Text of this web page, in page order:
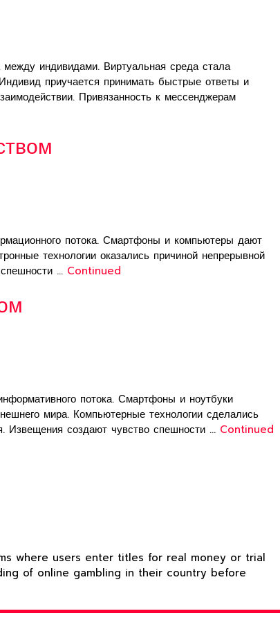
индивидами. Виртуальная среда стала
приучается принимать быстрые ответы и
Привязанность к мессенджерам
потока. Смартфоны и компьютеры дают
технологии оказались причиной непрерывной
… Continued
потока. Смартфоны и ноутбуки
мира. Компьютерные технологии сделались
Извещения создают чувство спешности … Continued
where users enter titles for real money or trial
of online gambling in their country before